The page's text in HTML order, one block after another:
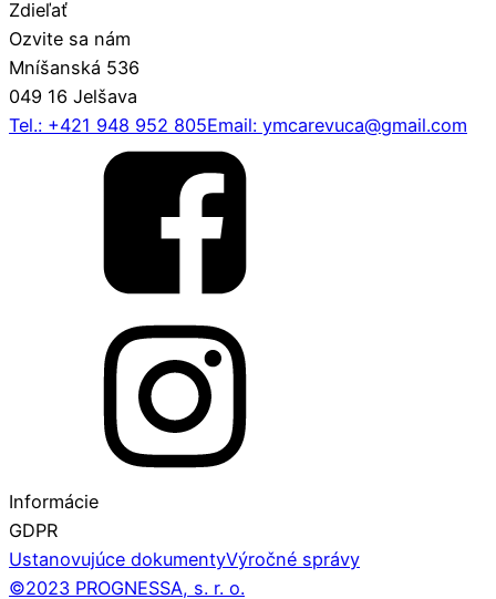
Zdieľať
Ozvite sa nám
Mníšanská 536
049 16 Jelšava
Tel.: +421 948 952 805Email: ymcarevuca@gmail.com
Informácie
GDPR
Ustanovujúce dokumentyVýročné správy
©2023 PROGNESSA, s. r. o.